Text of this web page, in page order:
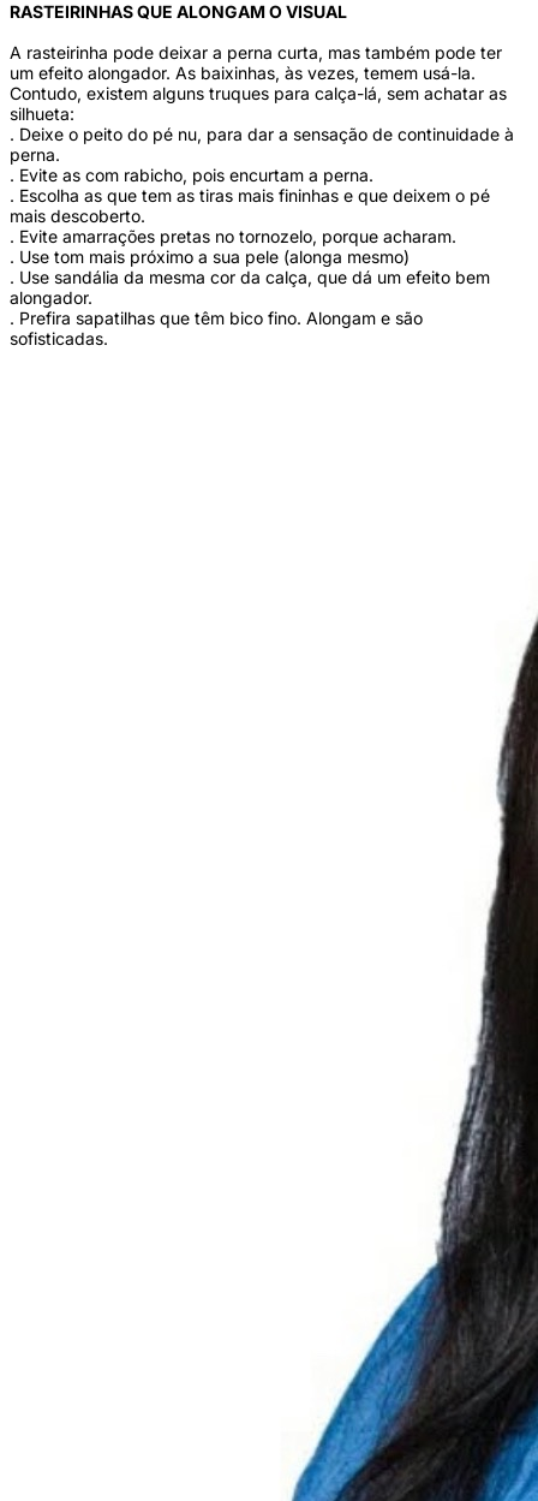
RASTEIRINHAS QUE ALONGAM O VISUAL
A rasteirinha pode deixar a perna curta, mas também pode ter
um efeito alongador. As baixinhas, às vezes, temem usá-la.
Contudo, existem alguns truques para calça-lá, sem achatar as
silhueta:
. Deixe o peito do pé nu, para dar a sensação de continuidade à
perna.
. Evite as com rabicho, pois encurtam a perna.
. Escolha as que tem as tiras mais fininhas e que deixem o pé
mais descoberto.
. Evite amarrações pretas no tornozelo, porque acharam.
. Use tom mais próximo a sua pele (alonga mesmo)
. Use sandália da mesma cor da calça, que dá um efeito bem
alongador.
. Prefira sapatilhas que têm bico fino. Alongam e são
sofisticadas.